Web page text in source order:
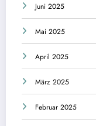
Juni 2025
Mai 2025
April 2025
März 2025
Februar 2025